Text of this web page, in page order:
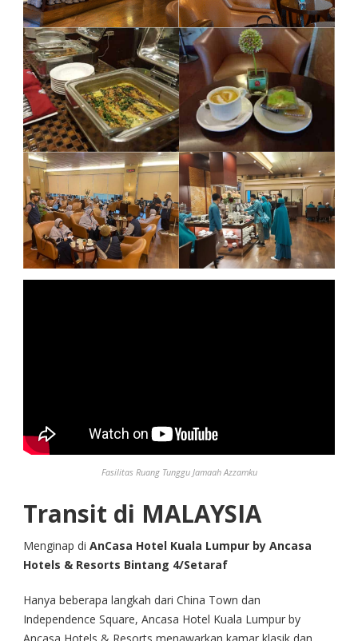
Fasilitas Ruang Tunggu Jamaah Azzamku
Transit di MALAYSIA
Menginap di AnCasa Hotel Kuala Lumpur by Ancasa
Hotels & Resorts Bintang 4/Setaraf
Hanya beberapa langkah dari China Town dan
Independence Square, Ancasa Hotel Kuala Lumpur by